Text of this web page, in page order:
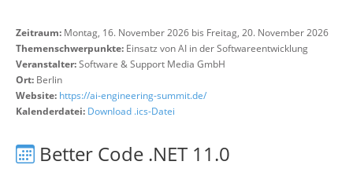
Zeitraum: Montag, 16. November 2026 bis Freitag, 20. November 2026
Themenschwerpunkte: Einsatz von AI in der Softwareentwicklung
Veranstalter:Software & Support Media GmbH
Ort: Berlin
Website: https://ai-engineering-summit.de/
Kalenderdatei: Download .ics-Datei
Better Code .NET 11.0